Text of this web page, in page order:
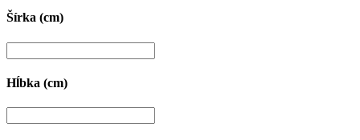
Šírka (cm)
Hĺbka (cm)